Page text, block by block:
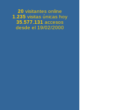
20visitantes online
1.235visitas únicas hoy
35.577.131 accesos
desde el 19/02/2000